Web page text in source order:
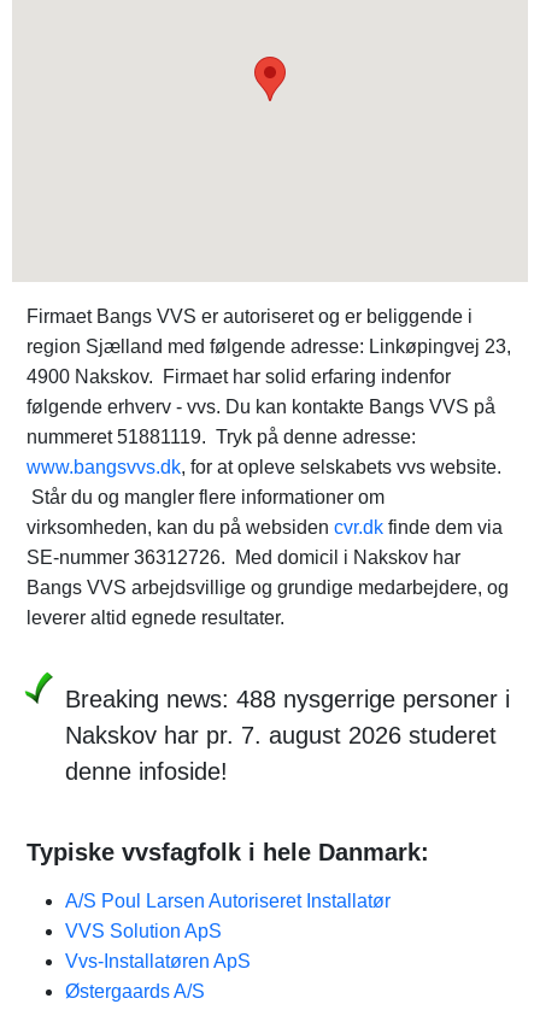
Firmaet Bangs VVS er autoriseret og er beliggende i
region Sjælland med følgende adresse: Linkøpingvej 23,
4900 Nakskov. Firmaet har solid erfaring indenfor
følgende erhverv - vvs. Du kan kontakte Bangs VVS på
nummeret 51881119. Tryk på denne adresse:
www.bangsvvs.dk, for at opleve selskabets vvs website.
Står du og mangler flere informationer om
virksomheden, kan du på websiden cvr.dk finde dem via
SE-nummer 36312726. Med domicil i Nakskov har
Bangs VVS arbejdsvillige og grundige medarbejdere, og
leverer altid egnede resultater.
Breaking news: 488 nysgerrige personer i
Nakskov har pr. 7. august 2026 studeret
denne infoside!
Typiske vvsfagfolk i hele Danmark:
A/S Poul Larsen Autoriseret Installatør
VVS Solution ApS
Vvs-Installatøren ApS
Østergaards A/S